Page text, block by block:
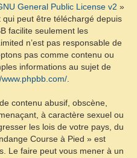
General Public License v2 »
peut être téléchargé depuis
facilite seulement les
n’est pas responsable de
pas comme contenu ou
informations au sujet de
contenu abusif, obscène,
à caractère sexuel ou
les lois de votre pays, du
Course à Pied » est
Le faire peut vous mener à un